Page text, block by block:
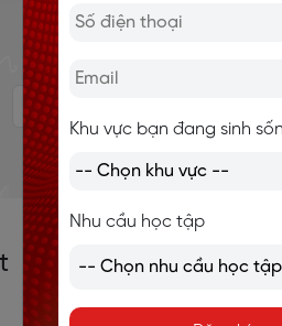
‹
Khu vực bạn đang sinh
Nhu cầu học tập